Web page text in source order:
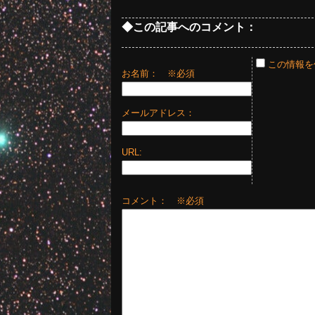
◆この記事へのコメント：
お名前： ※必須
メールアドレス：
URL:
この情報
コメント： ※必須